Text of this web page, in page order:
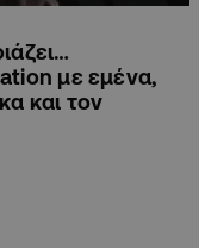
με εμένα,
και τον